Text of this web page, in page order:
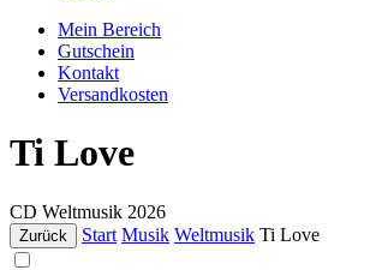
Mein Bereich
Gutschein
Kontakt
Versandkosten
Ti Love
CD Weltmusik 2026
Zurück Start Musik Weltmusik Ti Love